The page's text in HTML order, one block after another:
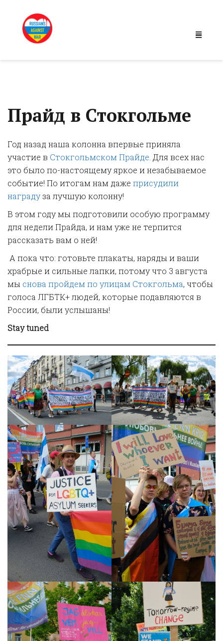
Прайд в Стокгольме
Год назад наша колонна впервые приняла
участие в Стокгольмском Прайде. Для всех нас
это было по-настоящему яркое и незабываемое
событие! По итогам нам даже присудили
наградуза лучшую колонну!
В этом году мы подготовили особую программу
для недели Прайда, и нам уже не терпится
рассказать вам о ней!
А пока что: готовьте плакаты, наряды и ваши
храбрые и сильные лапки, потому что 3 августа
мы снова пройдем по улицам Стокгольма, чтобы
голоса ЛГБТК+ людей, которые подавляются в
России, были услышаны!
Stay tuned